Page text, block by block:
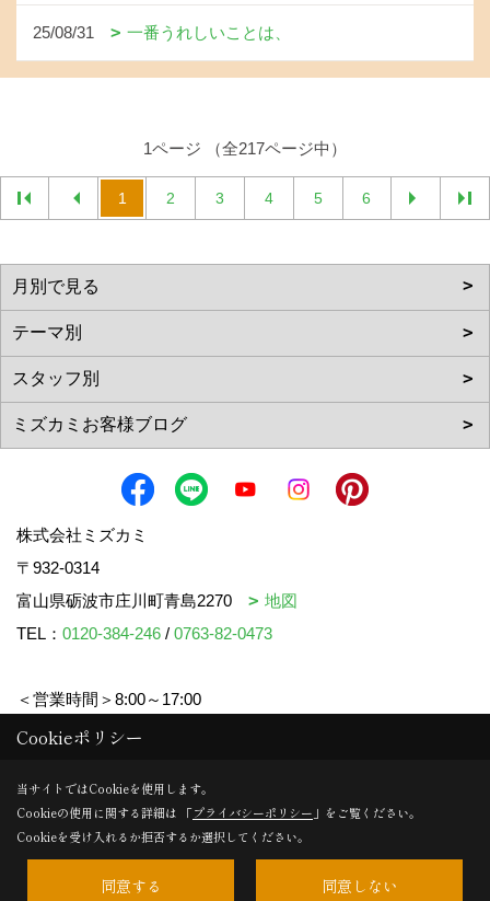
25/08/31 一番うれしいことは、
1ページ （全217ページ中）
1 2 3 4 5 6
株式会社ミズカミ
〒932-0314
富山県砺波市庄川町青島2270
地図
TEL： 0120-384-246 / 0763-82-0473
＜営業時間＞8:00～17:00
＜定休日＞水曜日・祝日
Copyright (c) mizukami. All Rights Reserved.
Cookieポリシー
当サイトではCookieを使用します。
Cookieの使用に関する詳細は 「プライバシーポリシー 」をご覧ください。
Cookieを受け入れるか拒否するか選択してください。
同意する 同意しない